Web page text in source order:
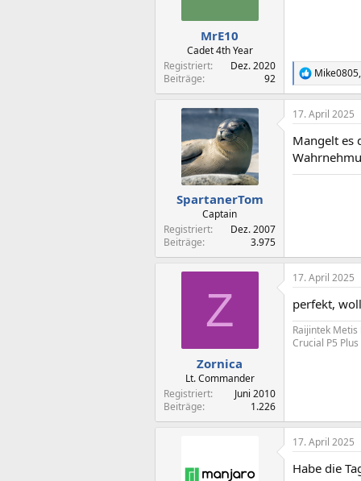
MrE10
Cadet 4th Year
Registriert
Dez. 2020
Beiträge
92
R
e
a
k
i
o
Mike0805,
SpartanerTom
Captain
Registriert
Dez. 2007
Beiträge
3.975
17. April 2025
Mangelt es
Z
Zornica
Lt. Commander
Registriert
Juni 2010
Beiträge
1.226
17. April 2025
perfekt,
Raijintek Metis
Crucial P5
17. April 2025
Habe die